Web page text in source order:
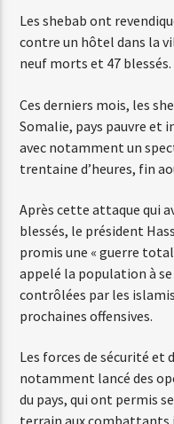
Les shebab ont
contre un hôtel dans la
neuf morts et 47 blessés.
Ces derniers mois, les
Somalie, pays pauvre et
avec notamment un
trentaine d’heures, fin
Après cette attaque qui
blessés, le président
promis une « guerre
appelé la population à se
contrôlées par les
prochaines offensives.
Les forces de sécurité et
notamment lancé des
du pays, qui ont permis